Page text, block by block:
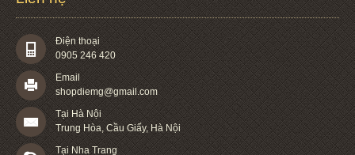
Điện thoại
0905 246 420
Email
shopdiemg@gmail.com
Tại Hà Nội
Trung Hòa, Cầu Giấy, Hà Nội
Tại Nha Trang